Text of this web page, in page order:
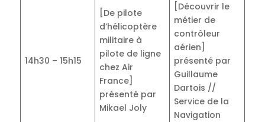
14h30 – 15h15
[De pilote
d’hélicoptère
militaire à
pilote de ligne
chez Air
France]
présenté par
Mikael Joly
[Découvrir le
métier de
contrôleur
aérien]
présenté par
Guillaume
Dartois //
Service de la
Navigation